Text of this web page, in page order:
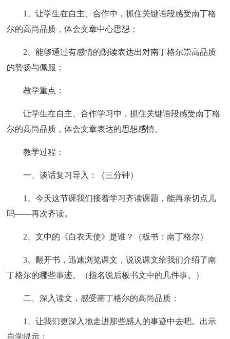
1、让学生在自主、合作中，抓住关键语段感受南丁格
尔的高尚品质，体会文章中心思想；
2、能够通过有感情的朗读表达出对南丁格尔崇高品质
的赞扬与佩服；
教学重点：
让学生在自主、合作学习中，抓住关键语段感受南丁格
尔的高尚品质，体会文章表达的思想感情。
教学过程：
一、谈话复习导入：（三分钟）
1、今天这节课我们接着学习齐读课题，能再亲切点儿
吗——再次齐读。
2、文中的《白衣天使》是谁？（板书：南丁格尔）
3、翻开书，迅速浏览课文，说说课文给我们介绍了南
丁格尔的哪些事迹。（指名说后板书文中的几件事。）
二、深入读文，感受南丁格尔的高尚品质：
1、让我们更深入地走进那些感人的事迹中去吧。出示
自学提示：